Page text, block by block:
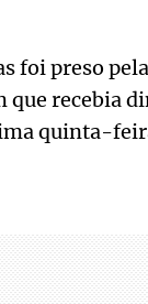
foi preso
que recebia
quinta-